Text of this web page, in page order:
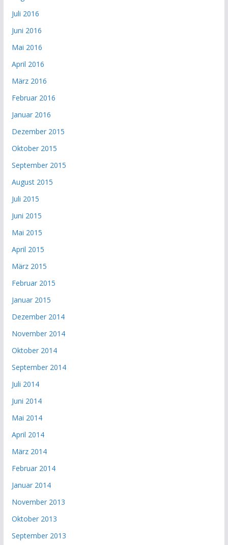
Juli 2016
Juni 2016
Mai 2016
April 2016
März 2016
Februar 2016
Januar 2016
Dezember 2015
Oktober 2015
September 2015
August 2015
Juli 2015
Juni 2015
Mai 2015
April 2015
März 2015
Februar 2015
Januar 2015
Dezember 2014
November 2014
Oktober 2014
September 2014
Juli 2014
Juni 2014
Mai 2014
April 2014
März 2014
Februar 2014
Januar 2014
November 2013
Oktober 2013
September 2013